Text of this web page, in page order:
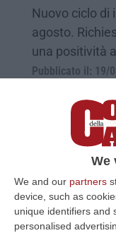
We
We and our partners
device, such as
unique identifiers and
personalised
Nuovo ciclo di
agosto.
una positività
Pubblicato il: 19/